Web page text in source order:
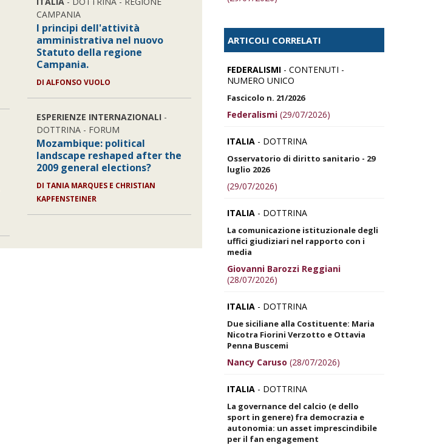
CAMPANIA
I principi dell'attività
amministrativa nel nuovo
Statuto della regione
Campania.
DI ALFONSO VUOLO
ESPERIENZE INTERNAZIONALI -
DOTTRINA - FORUM
Mozambique: political
landscape reshaped after the
2009 general elections?
DI TANIA MARQUES E CHRISTIAN
KAPFENSTEINER
ARTICOLI CORRELATI
FEDERALISMI - CONTENUTI -
NUMERO UNICO
Fascicolo n. 21/2026
Federalismi (29/07/2026)
ITALIA - DOTTRINA
Osservatorio di diritto sanitario - 29
luglio 2026
(29/07/2026)
ITALIA - DOTTRINA
La comunicazione istituzionale degli
uffici giudiziari nel rapporto con i
media
Giovanni Barozzi Reggiani
(28/07/2026)
ITALIA - DOTTRINA
Due siciliane alla Costituente: Maria
Nicotra Fiorini Verzotto e Ottavia
Penna Buscemi
Nancy Caruso (28/07/2026)
ITALIA - DOTTRINA
La governance del calcio (e dello
sport in genere) fra democrazia e
autonomia: un asset imprescindibile
per il fan engagement